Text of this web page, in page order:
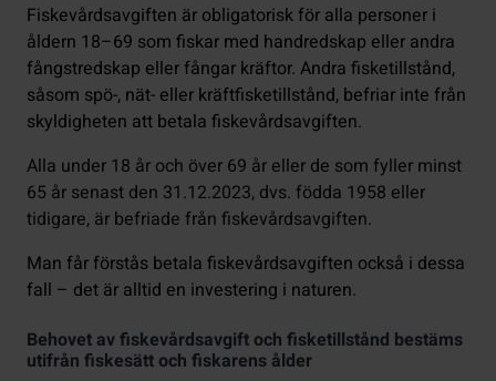
Fiskevårdsavgiften är obligatorisk för alla personer i
åldern 18–69 som fiskar med handredskap eller andra
fångstredskap eller fångar kräftor. Andra fisketillstånd,
såsom spö-, nät- eller kräftfisketillstånd, befriar inte från
skyldigheten att betala fiskevårdsavgiften.
Alla under 18 år och över 69 år eller de som fyller minst
65 år senast den 31.12.2023, dvs. födda 1958 eller
tidigare, är befriade från fiskevårdsavgiften.
Man får förstås betala fiskevårdsavgiften också i dessa
fall – det är alltid en investering i naturen.
Behovet av fiskevårdsavgift och fisketillstånd bestäms
utifrån fiskesätt och fiskarens ålder